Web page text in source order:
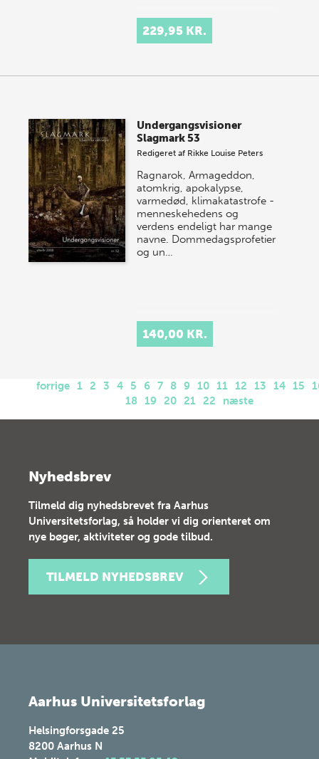
229,95 KR.
Undergangsvisioner
Slagmark 53
Redigeret af Rikke Louise Peters
Ragnarok, Armageddon,
atomkrig, apokalypse,
varmedød, klimakatastrofe -
menneskehedens og
verdens endeligt har mange
navne. Dommedagsprofetier
og un…
140,00 KR.
forrige 1 2 3 4 5 6 7 8 9 10 11 12 13 14 15
18 19 20 21 22 næste
Nyhedsbrev
Tilmeld dig nyhedsbrevet fra Aarhus
Universitetsforlag, så holder vi dig orienteret om
nye bøger, aktiviteter og gode tilbud.
TILMELD NYHEDSBREV
Aarhus Universitetsforlag
Helsingforsgade 25
8200 Aarhus N